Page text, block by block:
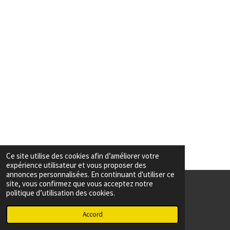
Ce site utilise des cookies afin d’améliorer votre
expérience utilisateur et vous proposer des
annonces personnalisées. En continuant d'utiliser ce
site, vous confirmez que vous acceptez notre
politique d’utilisation des cookies.
Accord
© 2023 - 2026 Association Christelle